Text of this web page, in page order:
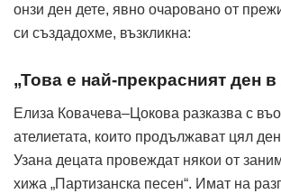
онзи ден дете, явно очаровано от
си създадохме, възкликна:
„Това е най-прекрасният ден
Елиза Ковачева–Цокова разказва с
ателиетата, които продължават цял
Узана децата провеждат някои от
хижа „Партизанска песен“. Имат на